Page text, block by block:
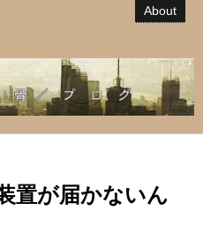
About
置が届かないん